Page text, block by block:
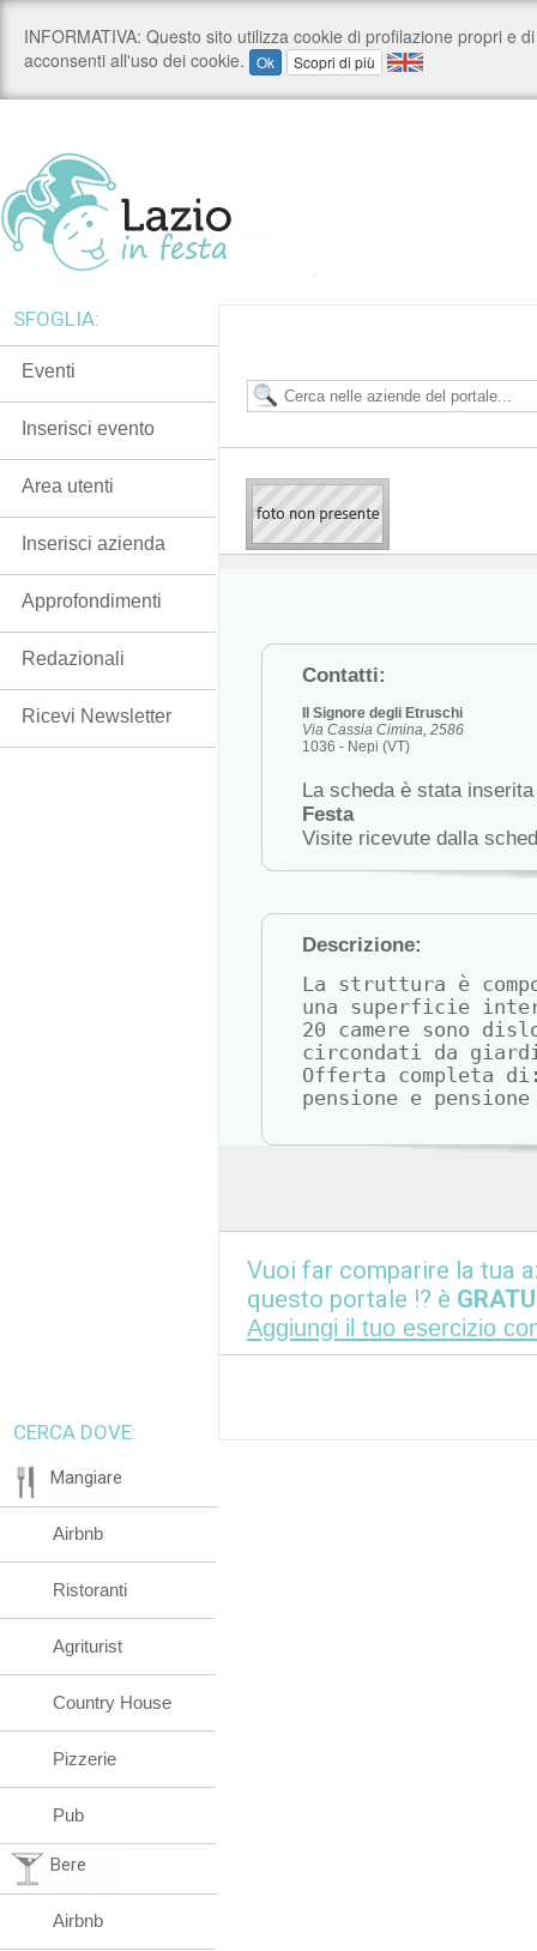
Contatti:
Il Signore degli Etruschi
Via Cassia Cimina, 2586
1036 - Nepi (VT)
La scheda è stata
Festa
Visite ricevute dalla
Descrizione:
La struttura è
una superficie
20 camere sono
circondati da
Offerta completa
pensione e
Vuoi far comparire la tua
questo portale !? è
Aggiungi il tuo esercizio
SFOGLIA:
Eventi
Inserisci evento
Area utenti
Inserisci azienda
Approfondimenti
Redazionali
Ricevi Newsletter
CERCA DOVE:
Mangiare
Airbnb
Ristoranti
Agriturist
Country House
Pizzerie
Pub
Bere
Airbnb